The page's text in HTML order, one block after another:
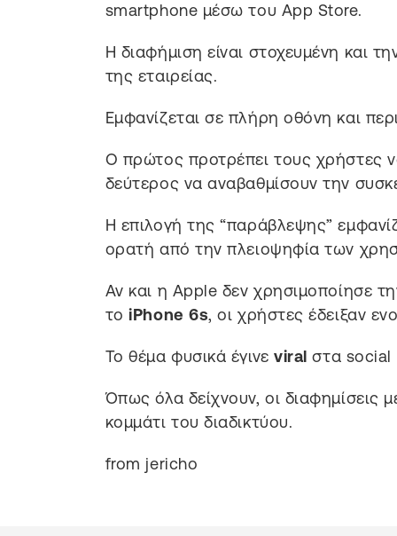
smartphone μέσω του App Store.
Η διαφήμιση είναι στοχευμένη και
της εταιρείας.
Εμφανίζεται σε πλήρη οθόνη και
Ο πρώτος προτρέπει τους χρήστες
δεύτερος να αναβαθμίσουν την
Η επιλογή της “παράβλεψης”
ορατή από την πλειοψηφία των
Αν και η Apple δεν χρησιμοποίησε
τοiPhone 6s, οι χρήστες έδειξαν
Το θέμα φυσικά έγινεviral στα social
Όπως όλα δείχνουν, οι
κομμάτι του διαδικτύου.
from jericho